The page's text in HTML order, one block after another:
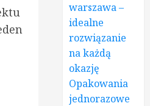
warszawa –
idealne
rozwiązanie
na każdą
okazję
Opakowania
jednorazowe